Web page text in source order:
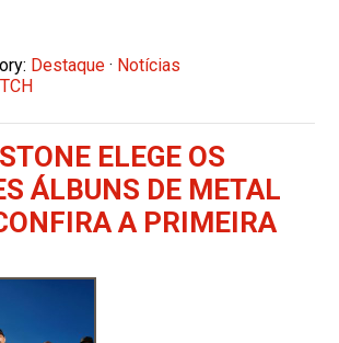
Destaque · Notícias
ELEGE OS
ÁLBUNS DE METAL
A PRIMEIRA